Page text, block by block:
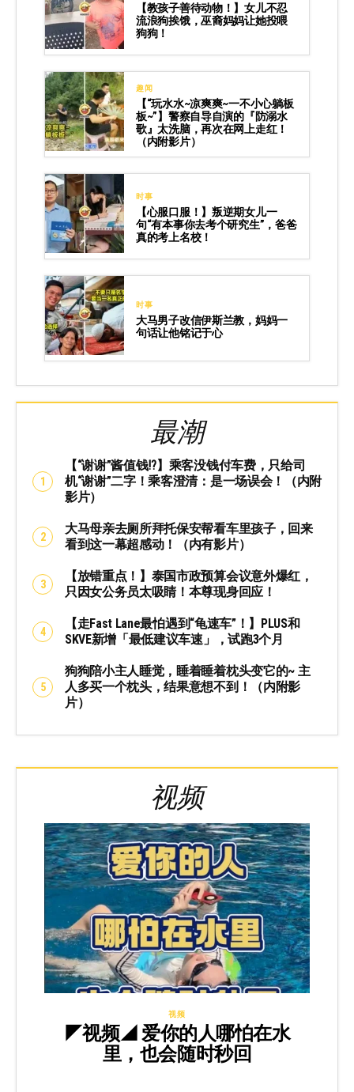
【教孩子善待动物！】女儿不忍
流浪狗挨饿，巫裔妈妈让她投喂
狗狗！
趣闻
【“玩水水~凉爽爽~一不小心躺板
板~”】警察自导自演的『防溺水
歌』太洗脑，再次在网上走红！
（内附影片）
时事
【心服口服！】叛逆期女儿一
句“有本事你去考个研究生”，爸爸
真的考上名校！
时事
大马男子改信伊斯兰教，妈妈一
句话让他铭记于心
最潮
【“谢谢”酱值钱⁉️】乘客没钱付车费，只给司
机“谢谢”二字！乘客澄清：是一场误会！（内附
影片）
大马母亲去厕所拜托保安帮看车里孩子，回来
看到这一幕超感动！（内有影片）
【放错重点！】泰国市政预算会议意外爆红，
只因女公务员太吸睛！本尊现身回应！
【走Fast Lane最怕遇到“龟速车”！】PLUS和
SKVE新增「最低建议车速」，试跑3个月
狗狗陪小主人睡觉，睡着睡着枕头变它的~ 主
人多买一个枕头，结果意想不到！（内附影
片）
视频
视频
◤视频◢ 爱你的人哪怕在水
里，也会随时秒回